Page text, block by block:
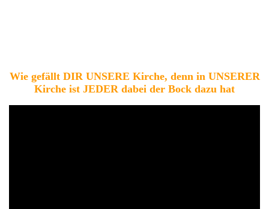
Wie gefällt DIR UNSERE Kirche, denn in UNSERER
Kirche ist JEDER dabei der Bock dazu hat